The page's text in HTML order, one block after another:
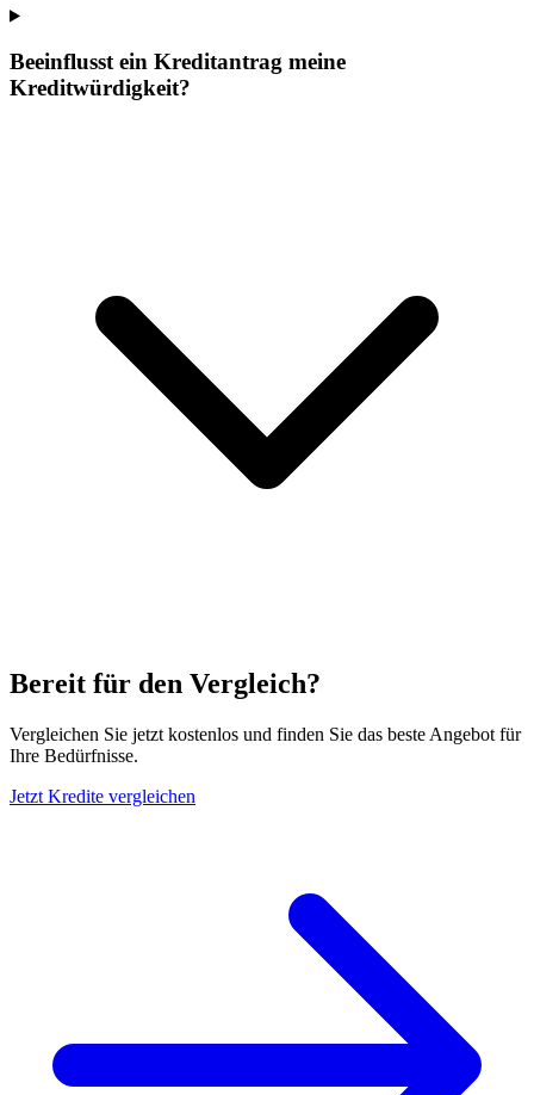
Beeinflusst ein Kreditantrag meine
Kreditwürdigkeit?
Bereit für den Vergleich?
Vergleichen Sie jetzt kostenlos und finden Sie das beste Angebot für
Ihre Bedürfnisse.
Jetzt Kredite vergleichen